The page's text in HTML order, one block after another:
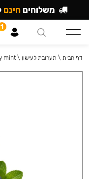
דף הבית \ תערובת לעישון \
mint
משלוחים חינם
1